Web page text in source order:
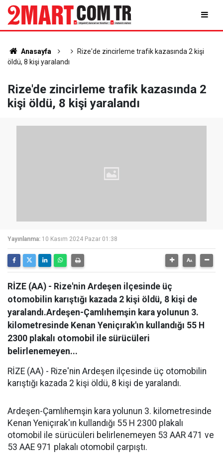
Anasayfa
Rize'de zincirleme trafik kazasında 2 kişi
öldü, 8 kişi yaralandı
Rize'de zincirleme trafik kazasında 2
kişi öldü, 8 kişi yaralandı
Yayınlanma: 10 Kasım 2024 Pazar 01:38
RİZE (AA) - Rize'nin Ardeşen ilçesinde üç
otomobilin karıştığı kazada 2 kişi öldü, 8 kişi de
yaralandı.Ardeşen-Çamlıhemşin kara yolunun 3.
kilometresinde Kenan Yeniçırak'ın kullandığı 55 H
2300 plakalı otomobil ile sürücüleri
belirlenemeyen...
RİZE (AA) - Rize'nin Ardeşen ilçesinde üç otomobilin
karıştığı kazada 2 kişi öldü, 8 kişi de yaralandı.
Ardeşen-Çamlıhemşin kara yolunun 3. kilometresinde
Kenan Yeniçırak'ın kullandığı 55 H 2300 plakalı
otomobil ile sürücüleri belirlenemeyen 53 AAR 471 ve
53 AAE 971 plakalı otomobil çarpıştı.